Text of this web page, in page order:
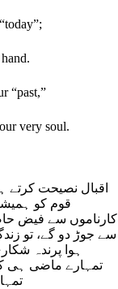
“past,”
very soul.
اقبال نصیحت کرتے
قوم کو
کارناموں سے فیض
سے جوڑ دو گے، تو
ہوا پرندہ
تمہارے ماضی ہی